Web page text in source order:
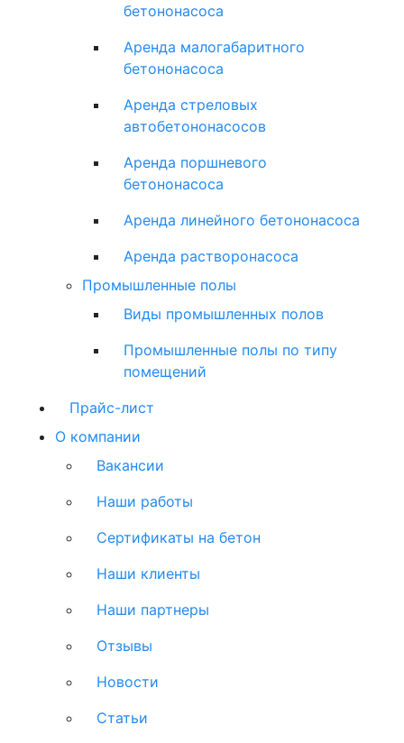
бетононасоса
Аренда малогабаритного
бетононасоса
Аренда стреловых
автобетононасосов
Аренда поршневого
бетононасоса
Аренда линейного бетононасоса
Аренда растворонасоса
Промышленные полы
Виды промышленных полов
Промышленные полы по типу
помещений
Прайс-лист
О компании
Вакансии
Наши работы
Сертификаты на бетон
Наши клиенты
Наши партнеры
Отзывы
Новости
Статьи